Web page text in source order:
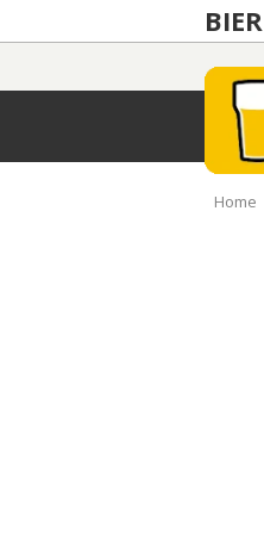
BIER
Home